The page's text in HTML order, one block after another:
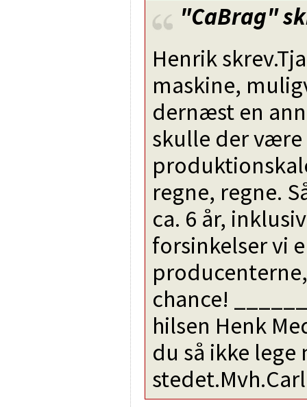
"CaBrag"
Henrik
maskine,
dernæst en
skulle der
regne, regne.
ca. 6 år,
forsinkelser vi
chance!
hilsen Henk
du så ikke
stedet.Mvh.Carl